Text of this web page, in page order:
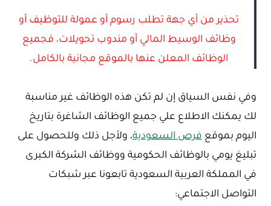
تحذير من أي جهة تطلب رسوم أو عمولة للتوظيف أو
وظائف الوسيط المالي أو مندوب تحويلات، فجميع
الوظائف المعلن عنها بالموقع مجانية بالكامل.
وفي نفس السياق إن لم تكن هذه الوظائف غير مناسبة
لك يمكنك الاطلاع علي جميع الوظائف الشاغرة بتاريخ
اليوم بموقع فرص السعودية، ولأجل ذلك وللحصول على
تبليغ يومي بالوظائف الحكومية ووظائف الشركة الكبرى
في المملكة العربية السعودية تابعونا عبر شبكات
التواصل الاجتماعي: